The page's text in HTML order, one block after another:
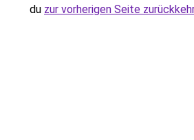
du zur vorherigen Seite